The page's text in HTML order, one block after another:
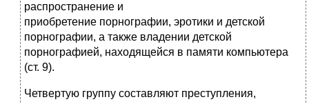
распространение и
приобретение порнографии, эротики и детской
порнографии, а также владении детской
порнографией, находящейся в памяти компьютера
(ст. 9).
Четвертую группу составляют преступления,